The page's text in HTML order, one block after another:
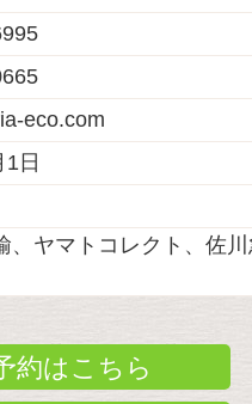
eco.com
日
、ヤマトコレクト、佐
約はこちら